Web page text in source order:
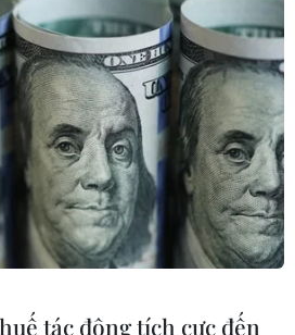
điều kiện để người ở xa trung
chính công
mức trung bình toàn cầu về
công việc
chiến dịch “30 ngày đêm”
sầu riêng
xây dựng Đảng từ chuyển đổi
ở Phú Thọ
Hưng: Tăng cường hiệu quả
tác động tích cực đến